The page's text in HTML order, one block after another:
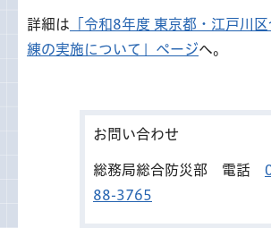
詳細は 「令和8年度 東京都・江戸川区
練の実施について」ページへ。
お問い合わせ
総務局総合防災部 電話
88-3765